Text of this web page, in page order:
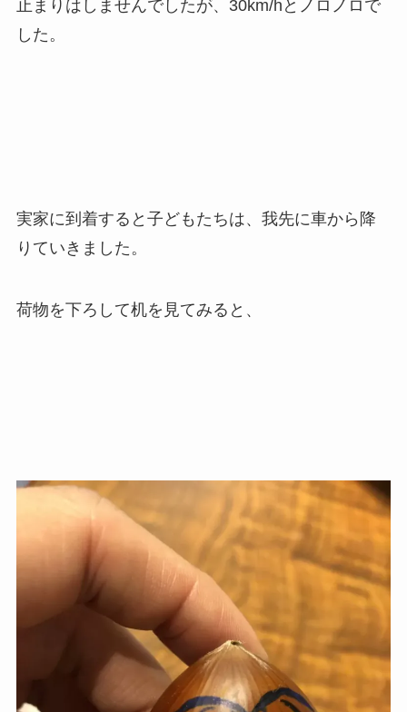
止まりはしませんでしたが、30km/hとノロノロで
した。
実家に到着すると子どもたちは、我先に車から降
りていきました。
荷物を下ろして机を見てみると、